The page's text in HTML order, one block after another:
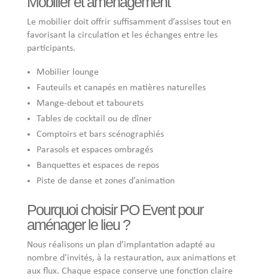
Le mobilier doit offrir suffisamment d’assises tout en
favorisant la circulation et les échanges entre les
participants.
Mobilier lounge
Fauteuils et canapés en matières naturelles
Mange-debout et tabourets
Tables de cocktail ou de dîner
Comptoirs et bars scénographiés
Parasols et espaces ombragés
Banquettes et espaces de repos
Piste de danse et zones d’animation
Pourquoi choisir PO Event pour
aménager le lieu ?
Nous réalisons un plan d’implantation adapté au
nombre d’invités, à la restauration, aux animations et
aux flux. Chaque espace conserve une fonction claire